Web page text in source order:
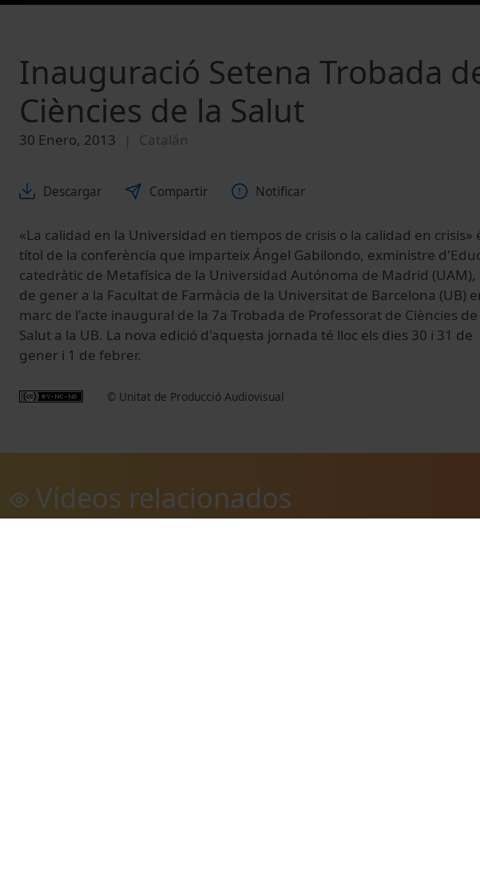
Inauguració Setena Trobada
Ciències de la Salut
30 Enero, 2013 Catalán
Descargar Compartir Notificar
«La calidad en la Universidad en tiempos de crisis o la calidad en crisis»
títol de la conferència que imparteix Ángel Gabilondo, exministre
catedràtic de Metafísica de la Universidad Autónoma de Madrid (UAM),
de gener a la Facultat de Farmàcia de la Universitat de Barcelona (UB)
marc de l'acte inaugural de la 7a Trobada de Professorat de Ciències de
Salut a la UB. La nova edició d'aquesta jornada té lloc els dies 30 i 31 de
gener i 1 de febrer.
© Unitat de Producció Audiovisual
Vídeos relacionados